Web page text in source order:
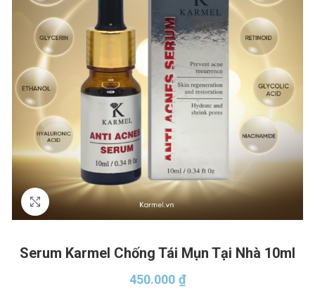
Click to enlarge
Serum Karmel Chống Tái Mụn Tại Nhà 10ml
450.000 ₫